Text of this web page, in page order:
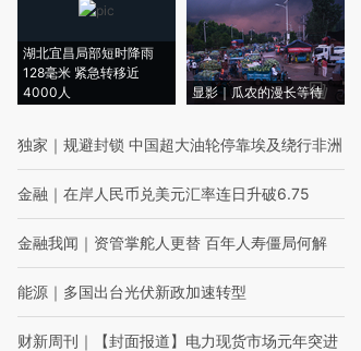
湖北宜昌局部短时降雨
128毫米 紧急转移近
4000人
显影｜瓜农的漫长等待
独家 ｜ 规避封锁 中国超大油轮停靠埃及绕行非洲
金融 ｜ 在岸人民币兑美元汇率连日升破6.75
金融我闻 ｜ 资管掌舵人更替 百年人寿僵局何解
能源 ｜ 多国出台光伏新政加速转型
财新周刊 ｜ 【封面报道】电力现货市场元年突进